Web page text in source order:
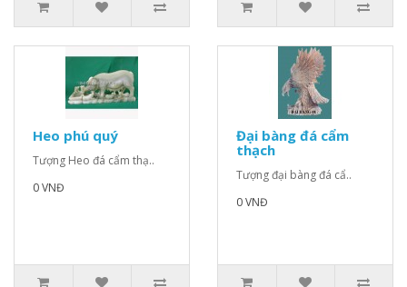
Heo phú quý
Tượng Heo đá cẩm thạ..
0 VNĐ
Đại bàng đá cẩm
thạch
Tượng đại bàng đá cẩ..
0 VNĐ